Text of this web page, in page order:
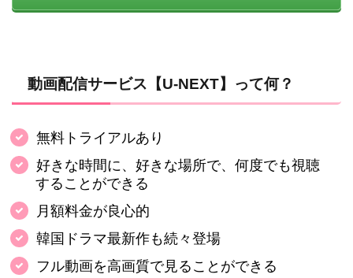
動画配信サービス【U-NEXT】って何？
無料トライアルあり
好きな時間に、好きな場所で、何度でも視聴
することができる
月額料金が良心的
韓国ドラマ最新作も続々登場
フル動画を高画質で見ることができる